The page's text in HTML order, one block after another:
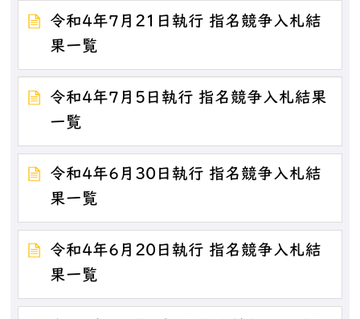
令和4年7月21日執行 指名競争入札結
果一覧
令和4年7月5日執行 指名競争入札結果
一覧
令和4年6月30日執行 指名競争入札結
果一覧
令和4年6月20日執行 指名競争入札結
果一覧